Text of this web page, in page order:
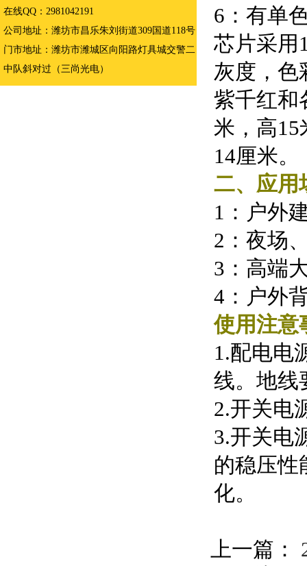
在线QQ：2981042191
公司地址：潍坊市昌乐朱刘街道309国道118号
门市地址：潍坊市潍城区向阳路灯具城交警二
中队斜对过（三尚光电）
6：有单
芯片采用
灰度，色
紫千红和
米，高15
14厘米。
二、应用
1：户外
2：夜场
3：高端
4：户外
使用注意
1.配电电
线。地线
2.开关电
3.开关电
的稳压性
化。
上一篇：